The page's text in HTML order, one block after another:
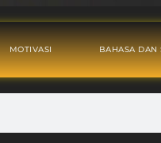
MOTIVASI BAHASA DAN